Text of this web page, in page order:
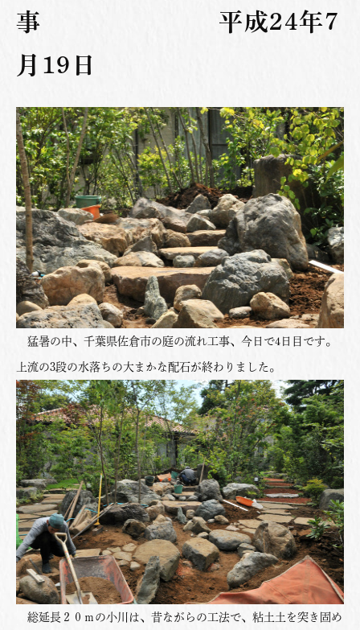
事 平成24年7
月19日
猛暑の中、千葉県佐倉市の庭の流れ工事、今日で4日目です。
上流の3段の水落ちの大まかな配石が終わりました。
総延長２０ｍの小川は、昔ながらの工法で、粘土土を突き固め